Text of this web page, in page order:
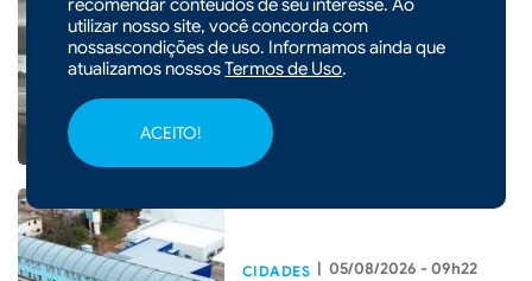
recomendar conteúdos de seu interesse. Ao
utilizar nosso site, você concorda com
nossascondições de uso. Informamos ainda que
atualizamos nossosTermos de Uso.
ACEITO!
bomba que pode atingir o Sul
do país
CIDADES | 05/08/2026 - 09h22